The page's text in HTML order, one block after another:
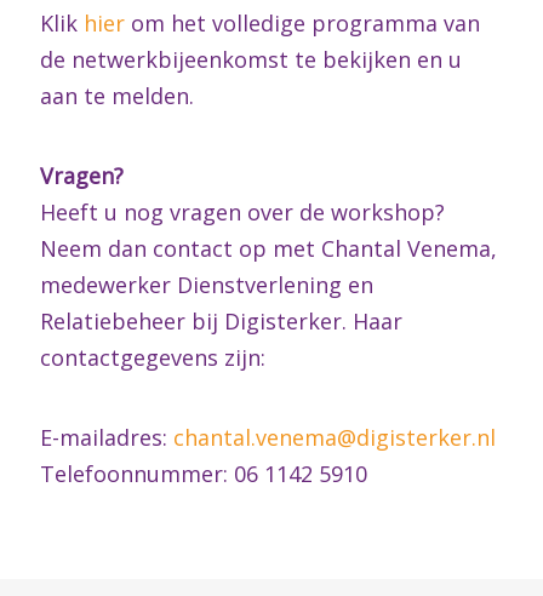
Klik hier om het volledige programma van
de netwerkbijeenkomst te bekijken en u
aan te melden.
Vragen?
Heeft u nog vragen over de workshop?
Neem dan contact op met Chantal Venema,
medewerker Dienstverlening en
Relatiebeheer bij Digisterker. Haar
contactgegevens zijn:
E-mailadres: chantal.venema@digisterker.nl
Telefoonnummer: 06 1142 5910